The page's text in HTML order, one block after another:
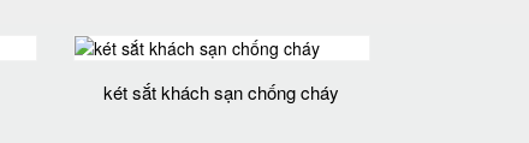
két sắt khách sạn chống cháy